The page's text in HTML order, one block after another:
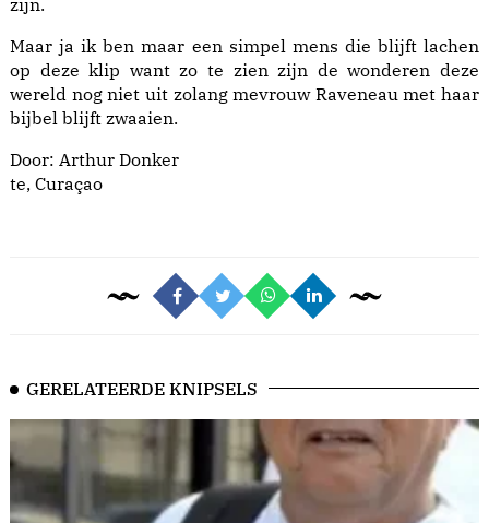
zijn.
Maar ja ik ben maar een simpel mens die blijft lachen
op deze klip want zo te zien zijn de wonderen deze
wereld nog niet uit zolang mevrouw Raveneau met haar
bijbel blijft zwaaien.
Door: Arthur Donker
te, Curaçao
GERELATEERDE KNIPSELS